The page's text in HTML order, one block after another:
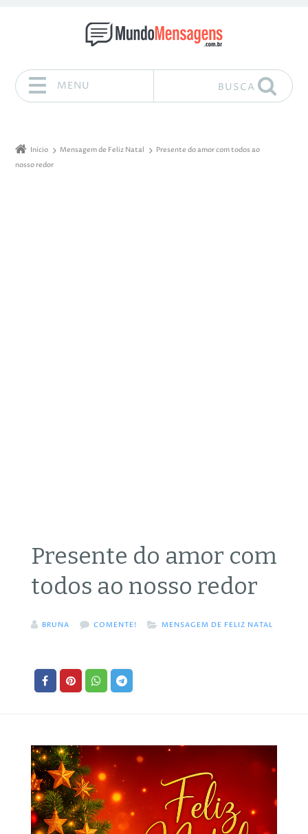
MENU BUSCA
Início Mensagem de Feliz Natal
Presente do amor com todos ao
nosso redor
Presente do amor com
todos ao nosso redor
BRUNA COMENTE! MENSAGEM DE FELIZ NATAL